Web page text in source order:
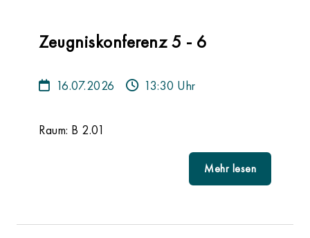
Zeugniskonferenz 5 - 6
16.07.2026 13:30 Uhr
Raum: B 2.01
Mehr lesen